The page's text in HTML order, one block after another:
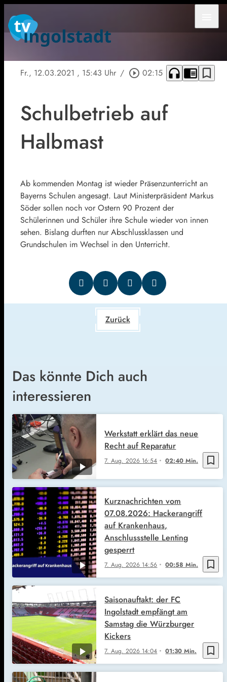
Fr., 12.03.2021 , 15:43 Uhr / play_circle_outline 02:15 headphones chrome_reader_mode bookmark_border
Schulbetrieb auf
Halbmast
Ab kommenden Montag ist wieder Präsenzunterricht an
Bayerns Schulen angesagt. Laut Ministerpräsident Markus
Söder sollen noch vor Ostern 90 Prozent der
Schülerinnen und Schüler ihre Schule wieder von innen
sehen. Bislang durften nur Abschlussklassen und
Grundschulen im Wechsel in den Unterricht.
Zurück
Das könnte Dich auch
interessieren
bookmark_border
7. Aug. 2026 16:54 02:40 Min.
Werkstatt erklärt das neue
Recht auf Reparatur
bookmark_border
7. Aug. 2026 14:56 00:58 Min.
Kurznachrichten vom
07.08.2026: Hackerangriff
auf Krankenhaus,
Anschlussstelle Lenting
gesperrt
bookmark_border
7. Aug. 2026 14:04 01:30 Min.
Saisonauftakt: der FC
Ingolstadt empfängt am
Samstag die Würzburger
Kickers